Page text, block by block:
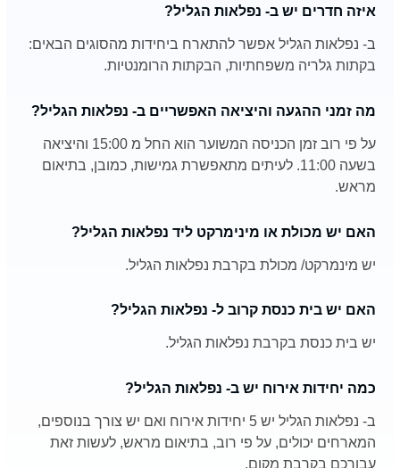
איזה חדרים יש ב- נפלאות הגליל?
ב- נפלאות הגליל אפשר להתארח ביחידות מהסוגים הבאים:
בקתות גלריה משפחתיות, הבקתות הרומנטיות.
מה זמני ההגעה והיציאה האפשריים ב- נפלאות הגליל?
על פי רוב זמן הכניסה המשוער הוא החל מ 15:00 והיציאה
בשעה 11:00. לעיתים מתאפשרת גמישות, כמובן, בתיאום
מראש.
האם יש מכולת או מינימרקט ליד נפלאות הגליל?
יש מינמרקט/ מכולת בקרבת נפלאות הגליל.
האם יש בית כנסת קרוב ל- נפלאות הגליל?
יש בית כנסת בקרבת נפלאות הגליל.
כמה יחידות אירוח יש ב- נפלאות הגליל?
ב- נפלאות הגליל יש 5 יחידות אירוח ואם יש צורך בנוספים,
המארחים יכולים, על פי רוב, בתיאום מראש, לעשות זאת
עבורכם בקרבת מקום.